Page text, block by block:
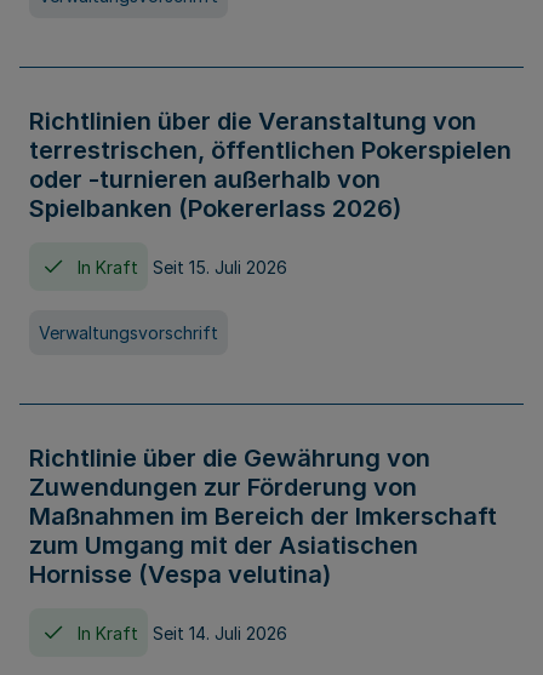
Richtlinien über die Veranstaltung von
terrestrischen, öffentlichen Pokerspielen
oder -turnieren außerhalb von
Spielbanken (Pokererlass 2026)
In Kraft Seit 15. Juli 2026
Verwaltungsvorschrift
Richtlinie über die Gewährung von
Zuwendungen zur Förderung von
Maßnahmen im Bereich der Imkerschaft
zum Umgang mit der Asiatischen
Hornisse (Vespa velutina)
In Kraft Seit 14. Juli 2026